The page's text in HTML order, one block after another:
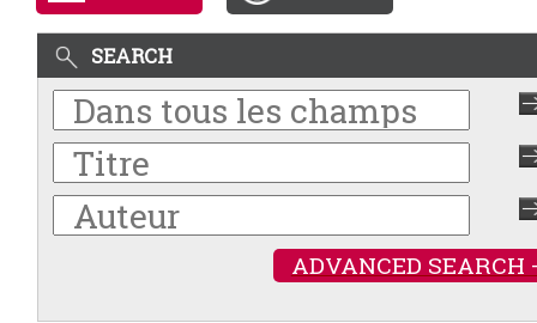
SEARCH
ADVANCED SEARCH